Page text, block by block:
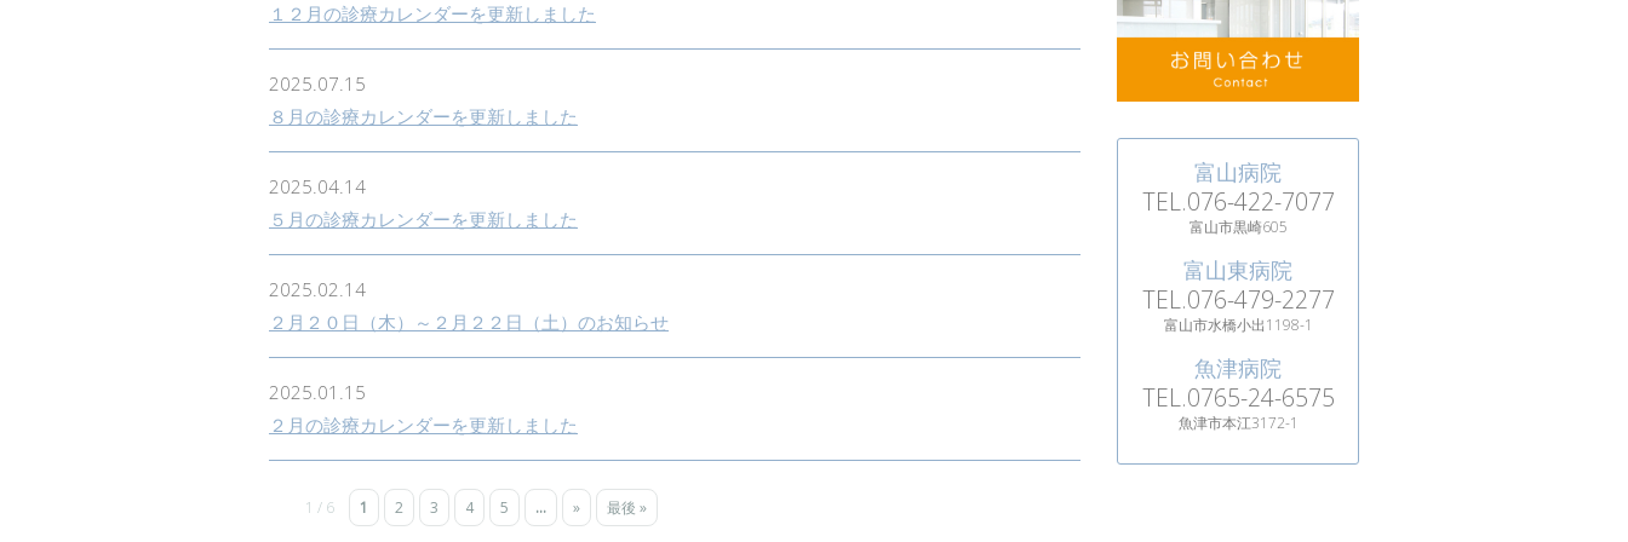
１２月の診療カレンダーを更新しました
2025.07.15
８月の診療カレンダーを更新しました
2025.04.14
５月の診療カレンダーを更新しました
2025.02.14
２月２０日（木）～２月２２日（土）のお知らせ
2025.01.15
２月の診療カレンダーを更新しました
1 / 6 1 2 3 4 5 ... » 最後 »
富山病院
TEL.076-422-7077
富山市黒崎605
富山東病院
TEL.076-479-2277
富山市水橋小出1198-1
魚津病院
TEL.0765-24-6575
魚津市本江3172-1